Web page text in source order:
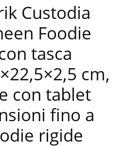
Custodia
Foodie
tasca
cm,
con tablet
fino a
rigide